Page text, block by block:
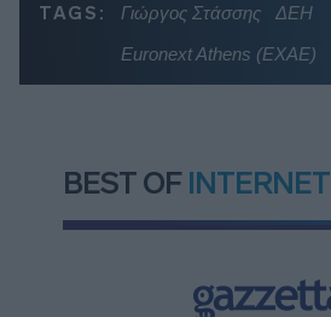
TAGS: Γιώργος Στάσσης
ΔΕΗ
Euronext Athens (ΕΧΑΕ)
BEST OF INTERNET